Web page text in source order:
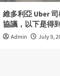
維多利亞 Uber
協議，以下是得
Admin July 9,